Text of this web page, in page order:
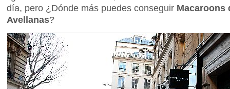
día, pero ¿Dónde más puedes conseguir Macaroons
Avellanas?